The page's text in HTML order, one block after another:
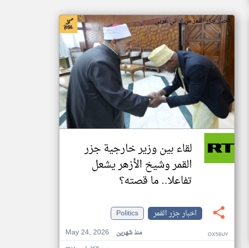
اخبار جزر القمر من ار تي عربي
لقاء بين وزير خارجية جزر
القمر وشيخ الأزهر يشعل
تفاعلا.. ما قصته؟
اخبار جزر القمر
Politics
May 24, 2026
منذ شهرين OX58UY